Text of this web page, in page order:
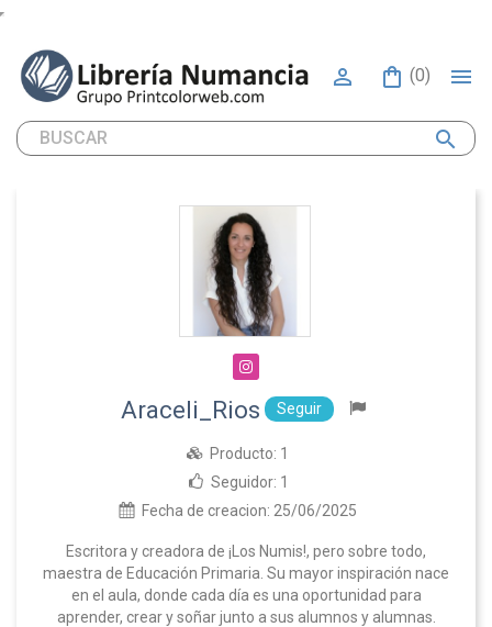
 (0) 
search
Araceli_Rios Seguir
Producto: 1
Seguidor: 1
Fecha de creacion: 25/06/2025
Escritora y creadora de ¡Los Numis!, pero sobre todo,
maestra de Educación Primaria. Su mayor inspiración nace
en el aula, donde cada día es una oportunidad para
aprender, crear y soñar junto a sus alumnos y alumnas.